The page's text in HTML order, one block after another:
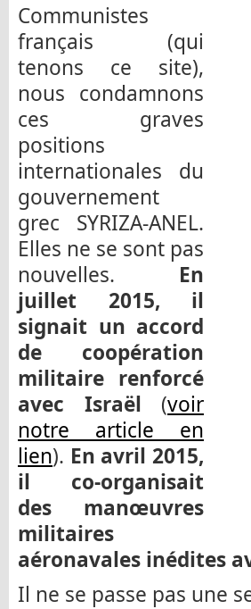
Communistes
français (qui
tenons ce site),
nous condamnons
ces graves
positions
internationales du
gouvernement
grec SYRIZA-ANEL.
Elles ne se sont pas
nouvelles. En
juillet 2015, il
signait un accord
de coopération
militaire renforcé
avec Israël (voir
notre article en
lien). En avril 2015,
il co-organisait
des manœuvres
militaires
aéronavales inédites
Il ne se passe pas une